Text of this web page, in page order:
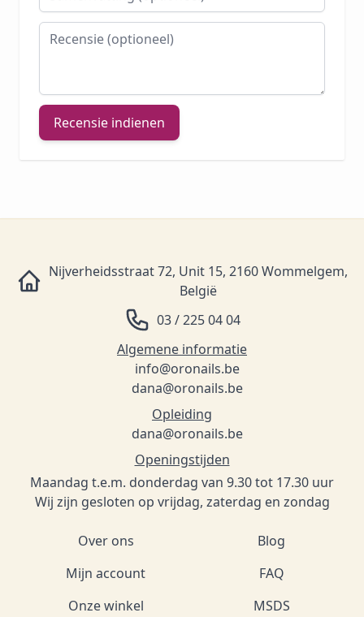
Recensie
Recensie indienen
Nijverheidsstraat 72, Unit 15, 2160 Wommelgem,
België
03 / 225 04 04
Algemene informatie
info@oronails.be
dana@oronails.be
Opleiding
dana@oronails.be
Openingstijden
Maandag t.e.m. donderdag van 9.30 tot 17.30 uur
Wij zijn gesloten op vrijdag, zaterdag en zondag
Over ons
Mijn account
Onze winkel
Blog
FAQ
MSDS